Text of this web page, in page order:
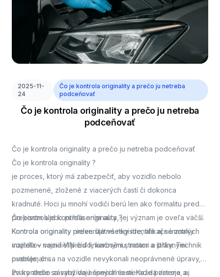
2025-11-
24
Čo je kontrola originality a prečo ju netreba
podceňovať
Čo je kontrola originality a prečo ju netreba
podceňovať
Čo je kontrola originality a prečo ju netreba podceňovať
Čo je kontrola originality ?
je proces, ktorý má zabezpečiť, aby vozidlo nebolo
pozmenené, zložené z viacerých častí či dokonca
kradnuté. Hoci ju mnohí vodiči berú len ako formalitu pred
prepisom alebo prihlásením auta, jej význam je oveľa väčší.
Kontrola originality nielen štátne registre, ale aj samotných
majiteľov vozidiel pred finančnými stratami a právnymi
problémami.
Čo kontroluje kontrola originality ?
Kontrola originality preveruje všetky identifikačné znaky
vozidla – najmä VIN číslo, karosériu, motor a štítky. Technik
overuje, či sa na vozidle nevykonali neoprávnené úpravy,
zvary alebo zásahy do nosných častí. Každá zmena, aj
Pri kontrole sa využívajú špeciálne meracie prístroje a